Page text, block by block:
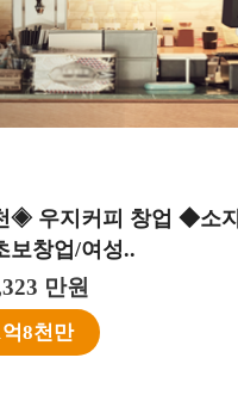
천◈ 우지커피 창업 ◆
초보창업/여성..
1,323 만원
:1억8천만
경기 양평◈ 우동키노
업/초보창업/은퇴창업..
수익 :1,644 만원
권리금:1억2천만